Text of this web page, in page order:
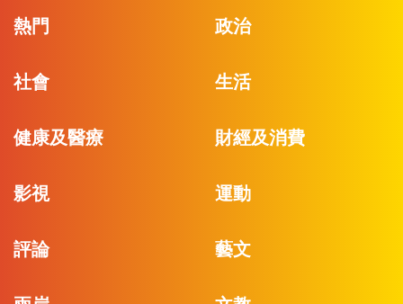
熱門 政治
社會 生活
健康及醫療 財經及消費
影視 運動
評論 藝文